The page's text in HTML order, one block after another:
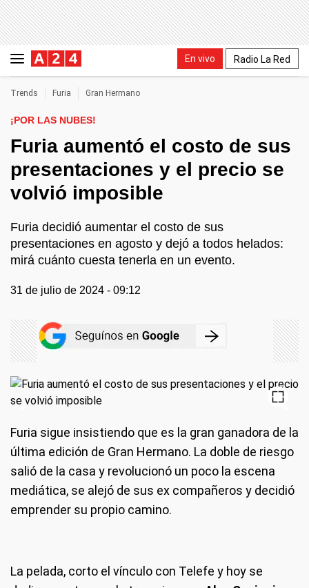
En vivo Radio La Red
Trends Furia Gran Hermano
¡POR LAS NUBES!
Furia aumentó el costo de sus
presentaciones y el precio se
volvió imposible
Furia decidió aumentar el costo de sus
presentaciones en agosto y dejó a todos helados:
mirá cuánto cuesta tenerla en un evento.
31 de julio de 2024 - 09:12
Furia sigue insistiendo que es la gran ganadora de la
última edición de Gran Hermano. La doble de riesgo
salió de la casa y revolucionó un poco la escena
mediática, se alejó de sus ex compañeros y decidió
emprender su propio camino.
La pelada, corto el vínculo con Telefe y hoy se